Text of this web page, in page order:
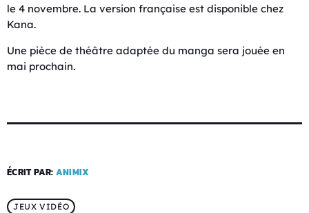
le 4 novembre. La version française est disponible chez
Kana.
Une pièce de théâtre adaptée du manga sera jouée en
mai prochain.
ÉCRIT PAR: ANIMIX
JEUX VIDÉO